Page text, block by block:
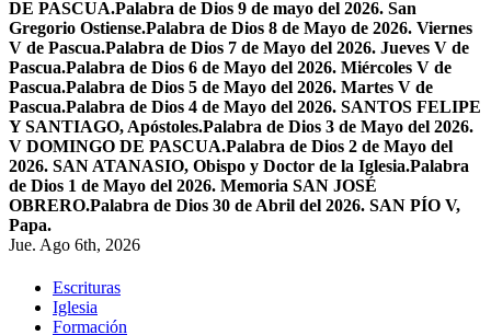
DE PASCUA.Palabra de Dios 9 de mayo del 2026. San
Gregorio Ostiense.Palabra de Dios 8 de Mayo de 2026. Viernes
V de Pascua.Palabra de Dios 7 de Mayo del 2026. Jueves V de
Pascua.Palabra de Dios 6 de Mayo del 2026. Miércoles V de
Pascua.Palabra de Dios 5 de Mayo del 2026. Martes V de
Pascua.Palabra de Dios 4 de Mayo del 2026. SANTOS FELIPE
Y SANTIAGO, Apóstoles.Palabra de Dios 3 de Mayo del 2026.
V DOMINGO DE PASCUA.Palabra de Dios 2 de Mayo del
2026. SAN ATANASIO, Obispo y Doctor de la Iglesia.Palabra
de Dios 1 de Mayo del 2026. Memoria SAN JOSÉ
OBRERO.Palabra de Dios 30 de Abril del 2026. SAN PÍO V,
Papa.
Jue. Ago 6th, 2026
Escrituras
Iglesia
Formación